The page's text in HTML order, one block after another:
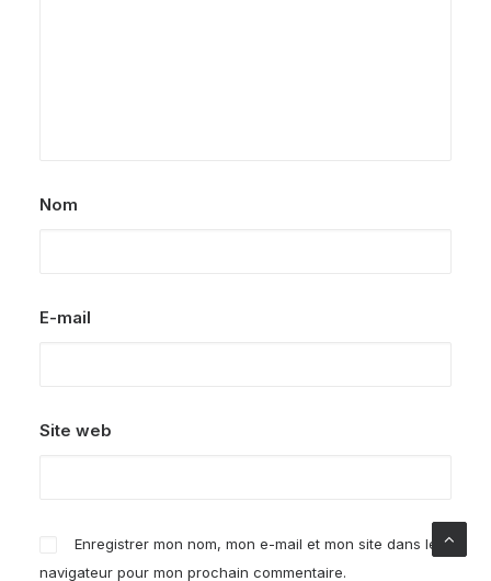
Nom
E-mail
Site web
Enregistrer mon nom, mon e-mail et mon site dans le
navigateur pour mon prochain commentaire.